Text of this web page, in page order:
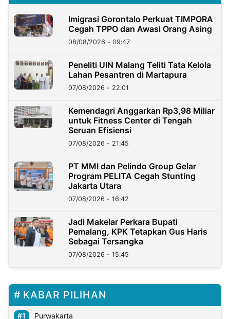
Imigrasi Gorontalo Perkuat TIMPORA
Cegah TPPO dan Awasi Orang Asing
08/08/2026 - 09:47
Peneliti UIN Malang Teliti Tata Kelola
Lahan Pesantren di Martapura
07/08/2026 - 22:01
Kemendagri Anggarkan Rp3,98 Miliar
untuk Fitness Center di Tengah
Seruan Efisiensi
07/08/2026 - 21:45
PT MMI dan Pelindo Group Gelar
Program PELITA Cegah Stunting
Jakarta Utara
07/08/2026 - 16:42
Jadi Makelar Perkara Bupati
Pemalang, KPK Tetapkan Gus Haris
Sebagai Tersangka
07/08/2026 - 15:45
KABAR PILIHAN
Purwakarta